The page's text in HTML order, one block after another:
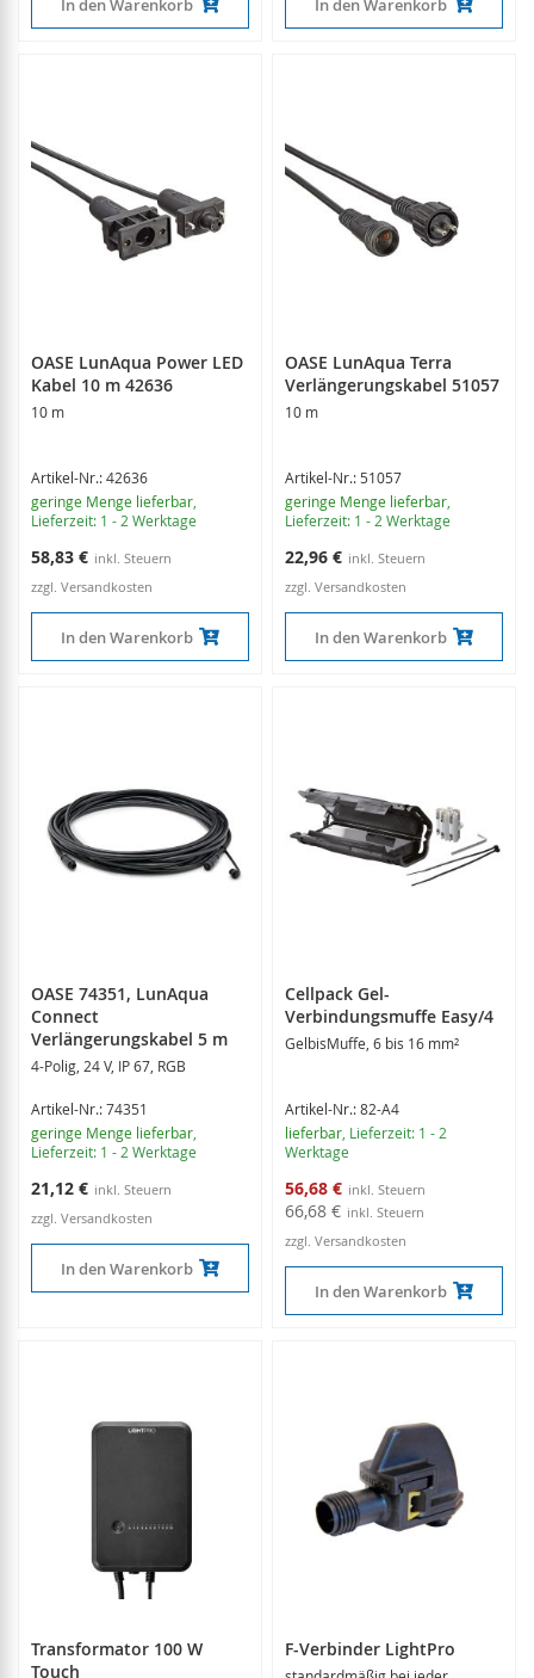
In den Warenkorb In den Warenkorb
OASE LunAqua Power LED
Kabel 10 m 42636
10 m
Artikel-Nr.: 42636
geringe Menge lieferbar
Lieferzeit: 1 - 2 Werktage
58,83 €
zzgl. Versandkosten
In den Warenkorb
OASE LunAqua Terra
Verlängerungskabel 51057
10 m
Artikel-Nr.: 51057
geringe Menge lieferbar
Lieferzeit: 1 - 2 Werktage
22,96 €
zzgl. Versandkosten
In den Warenkorb
OASE 74351, LunAqua
Connect
Verlängerungskabel 5 m
4-Polig, 24 V, IP 67, RGB
Artikel-Nr.: 74351
geringe Menge lieferbar,
Lieferzeit: 1 - 2 Werktage
21,12 €
zzgl. Versandkosten
In den Warenkorb
Cellpack Gel-
Verbindungsmuffe Easy/4
GelbisMuffe, 6 bis 16 mm²
Artikel-Nr.: 82-A4
lieferbar, Lieferzeit: 1 - 2
Werktage
Sonderangebot
56,68 €
66,68 €
zzgl. Versandkosten
In den Warenkorb
Transformator 100 W
Touch
F-Verbinder LightPro